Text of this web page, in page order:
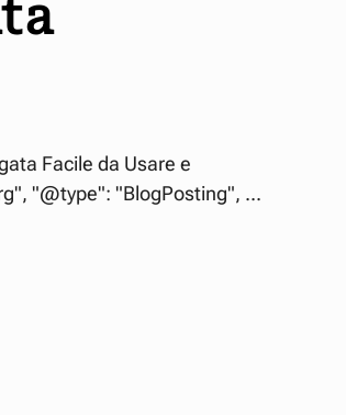
Facile da Usare e
"@type": "BlogPosting", ...